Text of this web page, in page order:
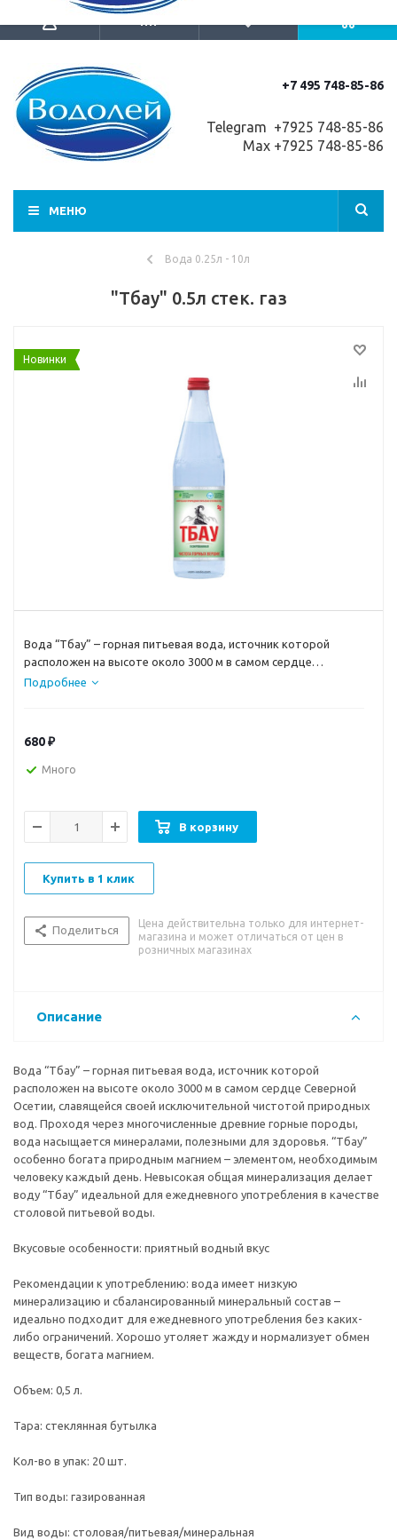
+7 495 748-85-86
Telegram +7925 748-85-86
Max +7925 748-85-86
МЕНЮ
Вода 0.25л - 10л
"Тбау" 0.5л стек. газ
Новинки
Вода “Тбау” – горная питьевая вода, источник которой
расположен на высоте около 3000 м в самом сердце
Северной Осетии, славящейся своей исключительной
Подробнее
680₽
Много
В корзину
Купить в 1 клик
Поделиться
Цена действительна только для интернет-
магазина и может отличаться от цен в
розничных магазинах
Описание
Вода “Тбау” – горная питьевая вода, источник которой
расположен на высоте около 3000 м в самом сердце Северной
Осетии, славящейся своей исключительной чистотой природных
вод. Проходя через многочисленные древние горные породы,
вода насыщается минералами, полезными для здоровья. “Тбау”
особенно богата природным магнием – элементом, необходимым
человеку каждый день. Невысокая общая минерализация делает
воду “Тбау” идеальной для ежедневного употребления в качестве
столовой питьевой воды.
Вкусовые особенности: приятный водный вкус
Рекомендации к употреблению: вода имеет низкую
минерализацию и сбалансированный минеральный состав –
идеально подходит для ежедневного употребления без каких-
либо ограничений. Хорошо утоляет жажду и нормализует обмен
веществ, богата магнием.
Объем: 0,5 л.
Тара: стеклянная бутылка
Кол-во в упак: 20 шт.
Тип воды: газированная
Вид воды: столовая/питьевая/минеральная